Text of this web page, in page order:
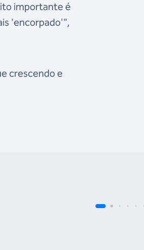
importante é
'encorpado'",
crescendo e